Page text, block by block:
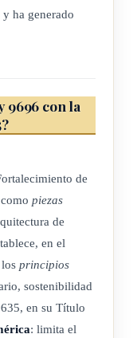
ha generado
9696 con la
de
piezas
de
en el
principios
sostenibilidad
en su Título
: limita el